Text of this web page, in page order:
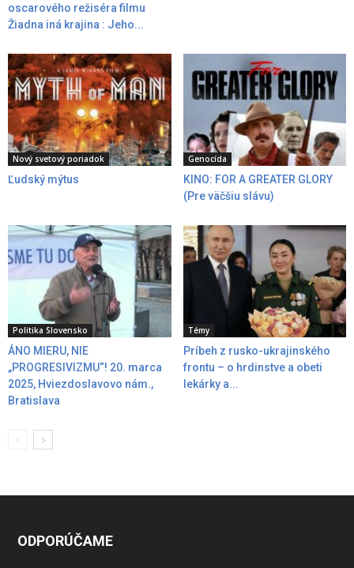
oscarového režiséra filmu
Žiadna iná krajina : Jeho...
Nový svetový poriadok
Ľudský mýtus
Genocída
KINO: FOR A GREATER GLORY
(Pre väčšiu slávu)
Politika Slovensko
ÁNO MIERU, NIE
„PROGRESIVIZMU“! 20. marca
2025, Hviezdoslavovo nám.,
Bratislava
Témy
Príbeh z rusko-ukrajinského
frontu – o hrdinstve a obeti
lekárky a...
ODPORÚČAME